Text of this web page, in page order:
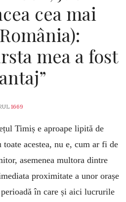
cea mai
mea a fost
1669
Timiș e aproape lipită de
acestea, nu e, cum ar fi de
asemenea multora dintre
proximitate a unor orașe
în care și aici lucrurile